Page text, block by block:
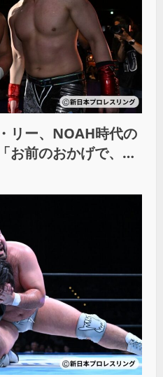
リー、NOAH時代の
お前のおかげで、忘
」